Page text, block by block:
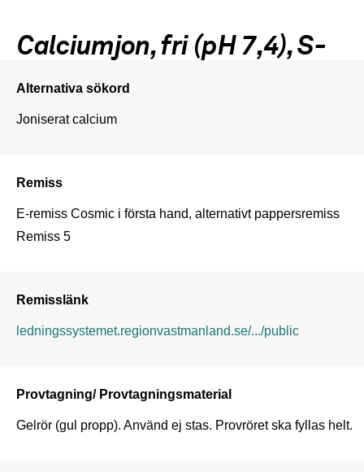
Calciumjon, fri (pH 7,4), S-
Alternativa sökord
Joniserat calcium
Remiss
E-remiss Cosmic i första hand, alternativt pappersremiss
Remiss 5
Remisslänk
ledningssystemet.regionvastmanland.se/.../public
Provtagning/ Provtagningsmaterial
Gelrör (gul propp). Använd ej stas. Provröret ska fyllas helt.